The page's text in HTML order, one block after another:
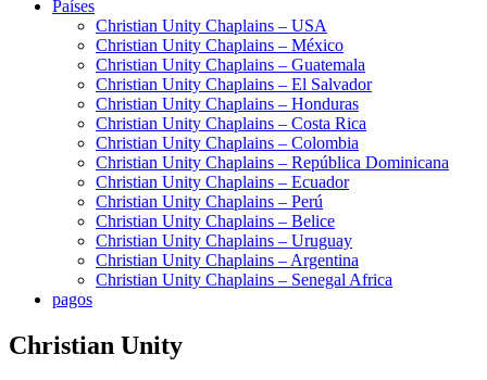
Países
Christian Unity Chaplains – USA
Christian Unity Chaplains – México
Christian Unity Chaplains – Guatemala
Christian Unity Chaplains – El Salvador
Christian Unity Chaplains – Honduras
Christian Unity Chaplains – Costa Rica
Christian Unity Chaplains – Colombia
Christian Unity Chaplains – República Dominicana
Christian Unity Chaplains – Ecuador
Christian Unity Chaplains – Perú
Christian Unity Chaplains – Belice
Christian Unity Chaplains – Uruguay
Christian Unity Chaplains – Argentina
Christian Unity Chaplains – Senegal Africa
pagos
Christian Unity